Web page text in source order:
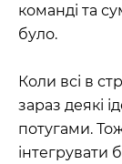
команді та
було.
Коли всі в
зараз деякі
потугами.
інтегрувати